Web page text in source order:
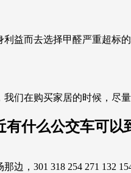
益而去选择甲醛严重超标
们在购买家居的时候，尽
什么公交车可以
301 318 254 271 132 154